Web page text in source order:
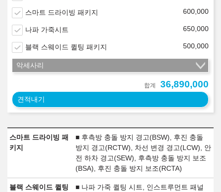
스마트 드라이빙 패키지 600,000
나파 가죽시트 650,000
블랙 스웨이드 퀼팅 패키지 500,000
악세사리
합계 36,890,000
견적내기
스마트 드라이빙 패
키지
■ 후측방 충돌 방지 경고(BSW), 후진 충돌
방지 경고(RCTW), 차선 변경 경고(LCW), 안
전 하차 경고(SEW), 후측방 충돌 방지 보조
(BSA), 후진 충돌 방지 보조(RCTA)
블랙 스웨이드 퀼팅
■ 나파 가죽 퀼팅 시트, 인스트루먼트 패널